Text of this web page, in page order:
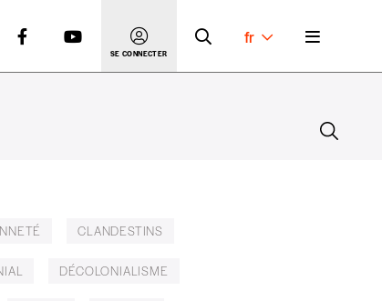
SE CONNECTER
fr
CLANDESTINS
DÉCOLONIALISME